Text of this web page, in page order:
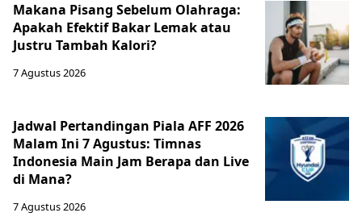
Makana Pisang Sebelum Olahraga:
Apakah Efektif Bakar Lemak atau
Justru Tambah Kalori?
7 Agustus 2026
Jadwal Pertandingan Piala AFF 2026
Malam Ini 7 Agustus: Timnas
Indonesia Main Jam Berapa dan Live
di Mana?
7 Agustus 2026